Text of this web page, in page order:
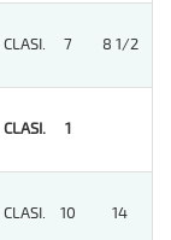
CLASI. 7 8 1/2
CLASI. 1
CLASI. 10 14